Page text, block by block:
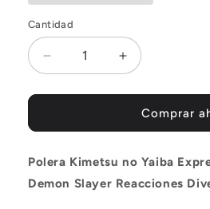
Cantidad
Reducir
cantidad
para
Kimetsu
Yaiba
Tanjiro
Aumentar
cantidad
para
Polera
Kimetsu
Yaiba
Tanjiro
Comprar
Polera Kimetsu no Yaiba
Demon Slayer Reacciones